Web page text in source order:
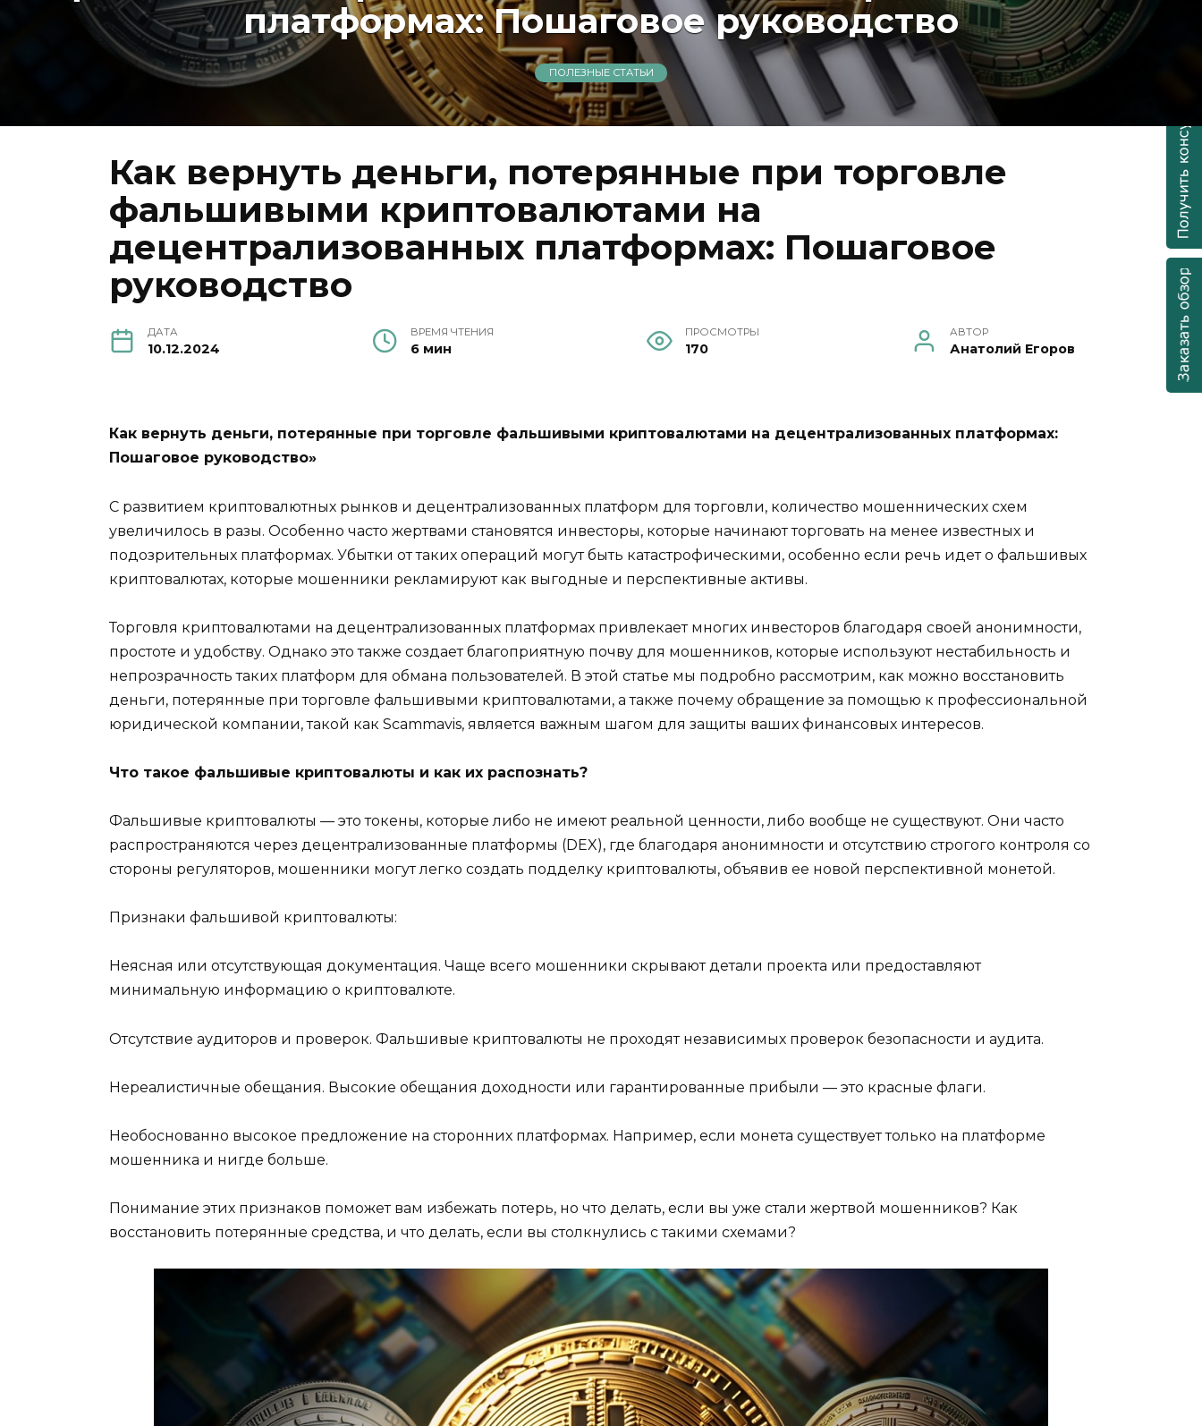
платформах: Пошаговое руководство
ПОЛЕЗНЫЕ СТАТЬИ
Как вернуть деньги, потерянные при торговле
фальшивыми криптовалютами на
децентрализованных платформах: Пошаговое
руководство
ДАТА
10.12.2024
ВРЕМЯ ЧТЕНИЯ
6 мин
ПРОСМОТРЫ
170
АВТОР
Анатолий Егоров
Как вернуть деньги, потерянные при торговле фальшивыми криптовалютами на децентрализованных платформах:
Пошаговое руководство»
С развитием криптовалютных рынков и децентрализованных платформ для торговли, количество мошеннических схем
увеличилось в разы. Особенно часто жертвами становятся инвесторы, которые начинают торговать на менее известных и
подозрительных платформах. Убытки от таких операций могут быть катастрофическими, особенно если речь идет о фальшивых
криптовалютах, которые мошенники рекламируют как выгодные и перспективные активы.
Торговля криптовалютами на децентрализованных платформах привлекает многих инвесторов благодаря своей анонимности,
простоте и удобству. Однако это также создает благоприятную почву для мошенников, которые используют нестабильность и
непрозрачность таких платформ для обмана пользователей. В этой статье мы подробно рассмотрим, как можно восстановить
деньги, потерянные при торговле фальшивыми криптовалютами, а также почему обращение за помощью к профессиональной
юридической компании, такой как Scammavis, является важным шагом для защиты ваших финансовых интересов.
Что такое фальшивые криптовалюты и как их распознать?
Фальшивые криптовалюты — это токены, которые либо не имеют реальной ценности, либо вообще не существуют. Они часто
распространяются через децентрализованные платформы (DEX), где благодаря анонимности и отсутствию строгого контроля со
стороны регуляторов, мошенники могут легко создать подделку криптовалюты, объявив ее новой перспективной монетой.
Признаки фальшивой криптовалюты:
Неясная или отсутствующая документация. Чаще всего мошенники скрывают детали проекта или предоставляют
минимальную информацию о криптовалюте.
Отсутствие аудиторов и проверок. Фальшивые криптовалюты не проходят независимых проверок безопасности и аудита.
Нереалистичные обещания. Высокие обещания доходности или гарантированные прибыли — это красные флаги.
Необоснованно высокое предложение на сторонних платформах. Например, если монета существует только на платформе
мошенника и нигде больше.
Понимание этих признаков поможет вам избежать потерь, но что делать, если вы уже стали жертвой мошенников? Как
восстановить потерянные средства, и что делать, если вы столкнулись с такими схемами?